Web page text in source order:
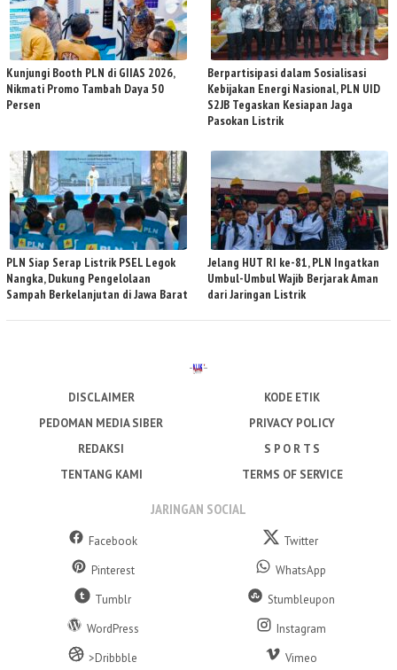
Kunjungi Booth PLN di GIIAS 2026,
Nikmati Promo Tambah Daya 50
Persen
Berpartisipasi dalam Sosialisasi
Kebijakan Energi Nasional, PLN UID
S2JB Tegaskan Kesiapan Jaga
Pasokan Listrik
PLN Siap Serap Listrik PSEL Legok
Nangka, Dukung Pengelolaan
Sampah Berkelanjutan di Jawa Barat
Jelang HUT RI ke-81, PLN Ingatkan
Umbul-Umbul Wajib Berjarak Aman
dari Jaringan Listrik
DISCLAIMER
KODE ETIK
PEDOMAN MEDIA SIBER
PRIVACY POLICY
REDAKSI
S P O R T S
TENTANG KAMI
TERMS OF SERVICE
JARINGAN SOCIAL
Facebook
Twitter
Pinterest
WhatsApp
Tumblr
Stumbleupon
WordPress
Instagram
>Dribbble
Vimeo